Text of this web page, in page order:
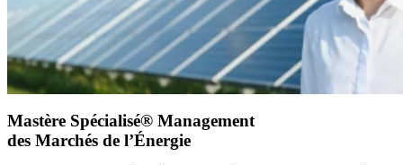
Mastère Spécialisé® Management
des Marchés de l’Énergie